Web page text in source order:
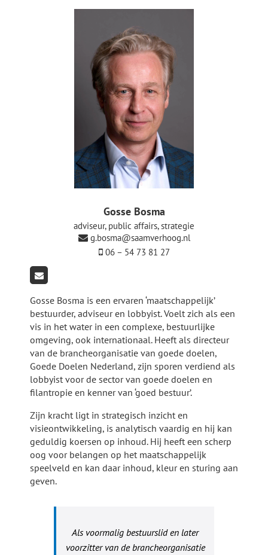
Raadgevers
Actueel
Contact
Gosse Bosma
adviseur, public affairs, strategie
06 – 54 73 81 27
g.bosma@saamverhoog.nl
Gosse Bosma is een ervaren ‘maatschappelijk’
bestuurder, adviseur en lobbyist. Voelt zich als een
vis in het water in een complexe, bestuurlijke
omgeving, ook internationaal. Heeft als directeur
van de brancheorganisatie van goede doelen,
Goede Doelen Nederland, zijn sporen verdiend als
lobbyist voor de sector van goede doelen en
filantropie en kenner van ‘goed bestuur’.
Zijn kracht ligt in strategisch inzicht en
visieontwikkeling, is analytisch vaardig en hij kan
geduldig koersen op inhoud. Hij heeft een scherp
oog voor belangen op het maatschappelijk
speelveld en kan daar inhoud, kleur en sturing aan
geven.
Als voormalig bestuurslid en later
voorzitter van de brancheorganisatie